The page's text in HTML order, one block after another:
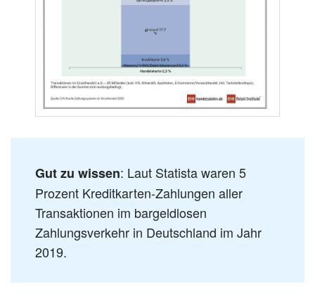
Gut zu wissen: Laut Statista waren 5
Prozent Kreditkarten-Zahlungen aller
Transaktionen im bargeldlosen
Zahlungsverkehr in Deutschland im Jahr
2019.